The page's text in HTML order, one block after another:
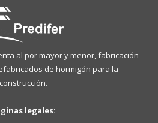
al por mayor y menor, fabricación
de hormigón para la
construcción.
legales: